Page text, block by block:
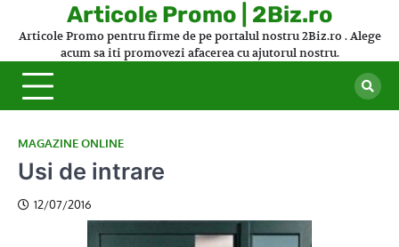
Articole Promo | 2Biz.ro
Articole Promo pentru firme de pe portalul nostru 2Biz.ro . Alege
acum sa iti promovezi afacerea cu ajutorul nostru.
MAGAZINE ONLINE
Usi de intrare
12/07/2016